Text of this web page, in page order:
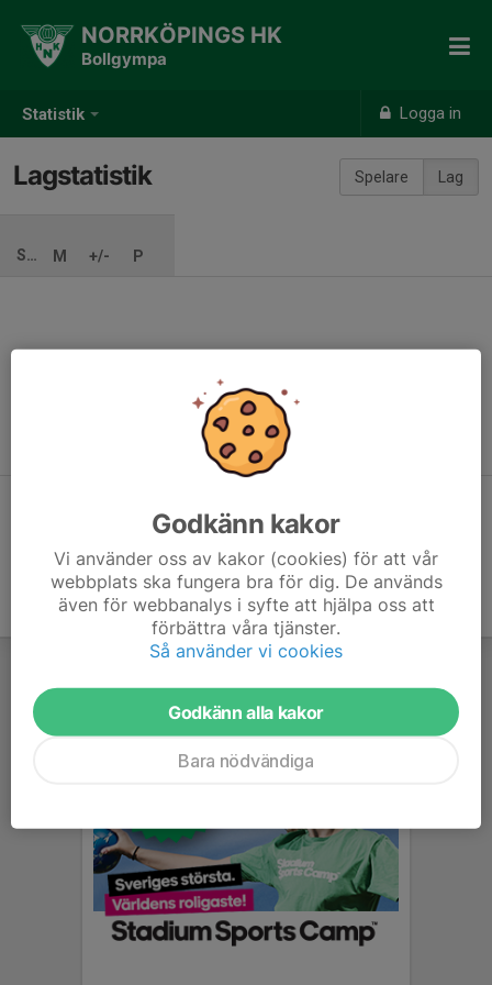
Statistik Logga in
NORRKÖPINGS HK
Bollgympa
Spelare Lag
Lagstatistik
SÄSONG M +/- P
Ingen säsong inlagd
Godkänn kakor
Vi använder oss av kakor (cookies) för att vår
webbplats ska fungera bra för dig. De används
även för webbanalys i syfte att hjälpa oss att
förbättra våra tjänster.
Så använder vi cookies
Godkänn alla kakor
Bara nödvändiga